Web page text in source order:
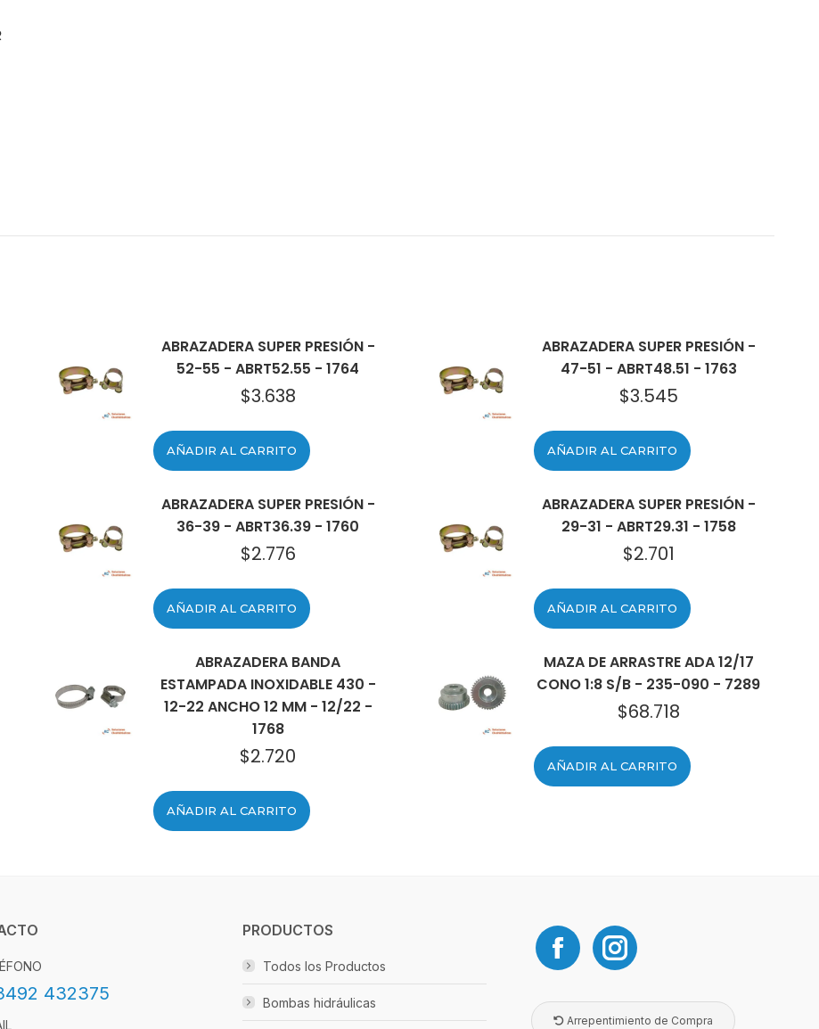
ABRAZADERA SUPER PRESIÓN -
52-55 - ABRT52.55 - 1764
$3.638
AÑADIR AL CARRITO
ABRAZADERA SUPER PRESIÓN -
47-51 - ABRT48.51 - 1763
$3.545
AÑADIR AL CARRITO
ABRAZADERA SUPER PRESIÓN -
36-39 - ABRT36.39 - 1760
$2.776
AÑADIR AL CARRITO
ABRAZADERA SUPER PRESIÓN -
29-31 - ABRT29.31 - 1758
$2.701
AÑADIR AL CARRITO
ABRAZADERA BANDA
ESTAMPADA INOXIDABLE 430 -
12-22 ANCHO 12 MM - 12/22 -
1768
$2.720
AÑADIR AL CARRITO
MAZA DE ARRASTRE ADA 12/17
CONO 1:8 S/B - 235-090 - 7289
$68.718
AÑADIR AL CARRITO
432375
PRODUCTOS
Todos los Productos
Bombas hidráulicas
Arrepentimiento de Compra